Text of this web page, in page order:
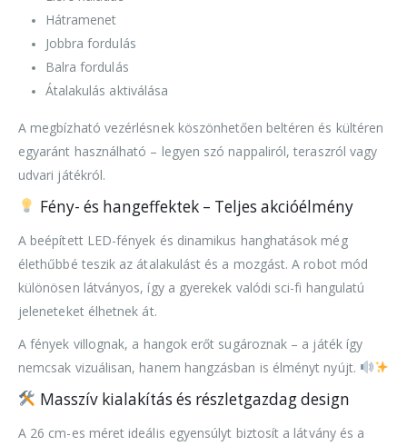
Hátramenet
Jobbra fordulás
Balra fordulás
Átalakulás aktiválása
A megbízható vezérlésnek köszönhetően beltéren és kültéren
egyaránt használható – legyen szó nappaliról, teraszról vagy
udvari játékról.
Fény- és hangeffektek – Teljes akcióélmény
A beépített LED-fények és dinamikus hanghatások még
élethűbbé teszik az átalakulást és a mozgást. A robot mód
különösen látványos, így a gyerekek valódi sci-fi hangulatú
jeleneteket élhetnek át.
A fények villognak, a hangok erőt sugároznak – a játék így
nemcsak vizuálisan, hanem hangzásban is élményt nyújt.
Masszív kialakítás és részletgazdag design
A 26 cm-es méret ideális egyensúlyt biztosít a látvány és a